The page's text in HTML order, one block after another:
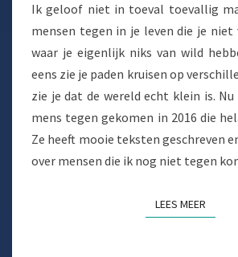
Ik geloof niet in toeval toevallig
mensen tegen in je leven die je niet
waar je eigenlijk niks van wild
eens zie je paden kruisen op
zie je dat de wereld echt klein is.
mens tegen gekomen in 2016 die
Ze heeft mooie teksten geschreven
over mensen die ik nog niet tegen
LEES MEERLEES